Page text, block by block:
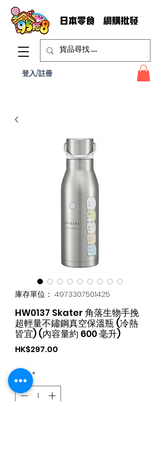
登入/註冊
庫存單位： 4973307501425
HW0137 Skater 角落生物手挽
超輕量不鏽鋼真空保溫瓶 (冷熱
皆宜) (內容量約 600 毫升)
HK$297.00
數量*